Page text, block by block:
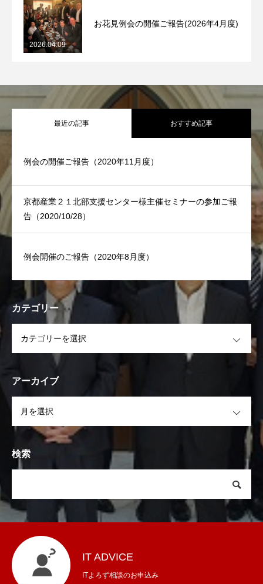
お花見例会の開催ご報告(2026年4月度)
2026.04.09
最近の記事 おすすめ記事
例会の開催ご報告（2020年11月度）
京都産業２１北部支援センター様主催セミナーの参加ご報
告（2020/10/28）
例会開催のご報告（2020年8月度）
カテゴリー
アーカイブ
検索
IT ADVICE
ITよろず相談のお申込み